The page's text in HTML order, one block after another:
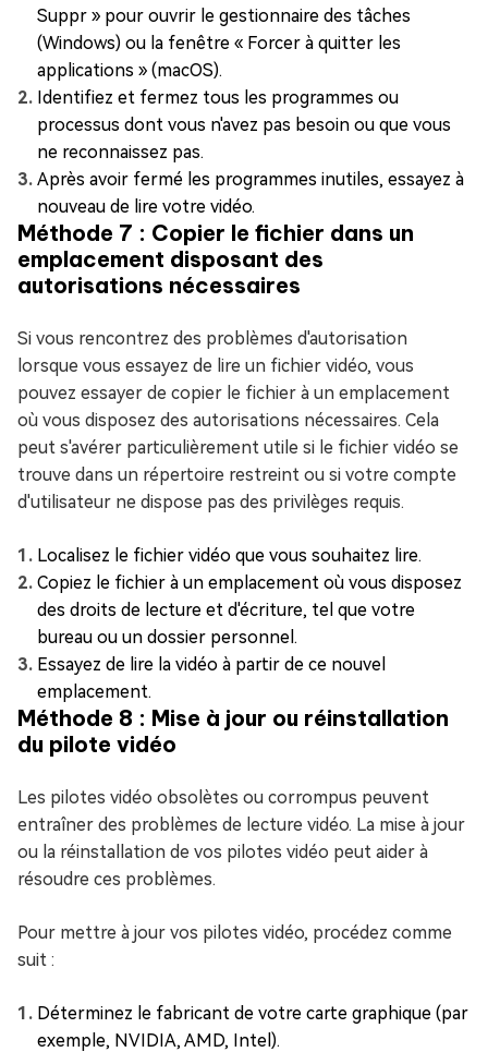
Suppr » pour ouvrir le gestionnaire des tâches
(Windows) ou la fenêtre « Forcer à quitter les
applications » (macOS).
Identifiez et fermez tous les programmes ou
processus dont vous n'avez pas besoin ou que vous
ne reconnaissez pas.
Après avoir fermé les programmes inutiles, essayez à
nouveau de lire votre vidéo.
Méthode 7 : Copier le fichier dans un
emplacement disposant des
autorisations nécessaires
Si vous rencontrez des problèmes d'autorisation
lorsque vous essayez de lire un fichier vidéo, vous
pouvez essayer de copier le fichier à un emplacement
où vous disposez des autorisations nécessaires. Cela
peut s'avérer particulièrement utile si le fichier vidéo se
trouve dans un répertoire restreint ou si votre compte
d'utilisateur ne dispose pas des privilèges requis.
Localisez le fichier vidéo que vous souhaitez lire.
Copiez le fichier à un emplacement où vous disposez
des droits de lecture et d'écriture, tel que votre
bureau ou un dossier personnel.
Essayez de lire la vidéo à partir de ce nouvel
emplacement.
Méthode 8 : Mise à jour ou réinstallation
du pilote vidéo
Les pilotes vidéo obsolètes ou corrompus peuvent
entraîner des problèmes de lecture vidéo. La mise à jour
ou la réinstallation de vos pilotes vidéo peut aider à
résoudre ces problèmes.
Pour mettre à jour vos pilotes vidéo, procédez comme
suit :
Déterminez le fabricant de votre carte graphique (par
exemple, NVIDIA, AMD, Intel).